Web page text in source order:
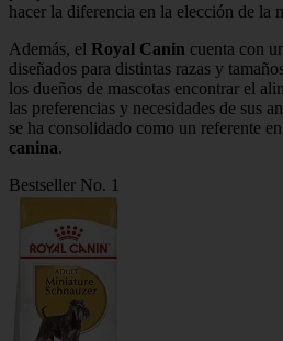
hacer la diferencia en la elección de la
Además, el Royal Canin cuenta con
diseñados para distintas razas y
los dueños de mascotas encontrar el
las preferencias y necesidades de sus
se ha consolidado como un referente
canina.
Bestseller No. 1